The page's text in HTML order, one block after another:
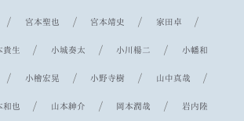
/ 宮本聖也 / 宮本靖史 / 家田卓 /
貴生 /小城奏太 /小川楊二 / 小幡和
/小檜宏晃 /小野寺樹 / 山中真哉 /
和也 / 山本紳介 / 岡本潤哉 / 岩内陸